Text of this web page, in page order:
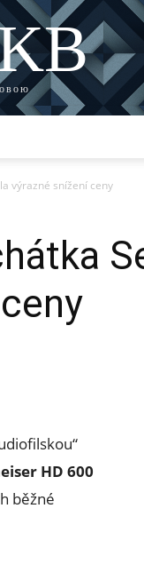
výrazné snížení ceny
HD 600
běžné